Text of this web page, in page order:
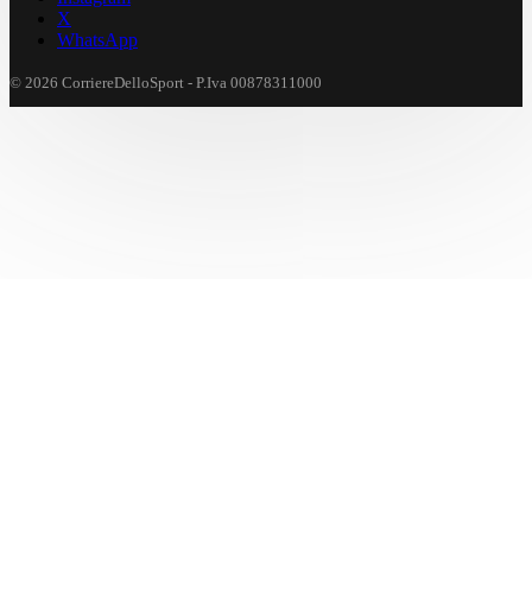
X
WhatsApp
© 2026 CorriereDelloSport - P.Iva 00878311000